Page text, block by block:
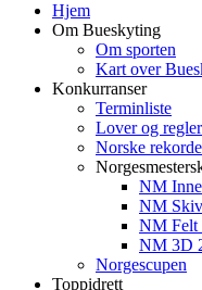
Hjem
Om Bueskyting
Om sporten
Kart over
Konkurranser
Terminliste
Lover og regler
Norske
NM
NM
NM Felt
NM 3D
Norgescupen
Toppidrett